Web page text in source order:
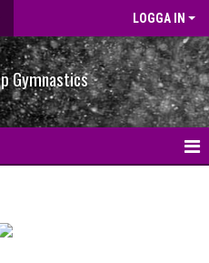
LOGGA IN
Gymnastics